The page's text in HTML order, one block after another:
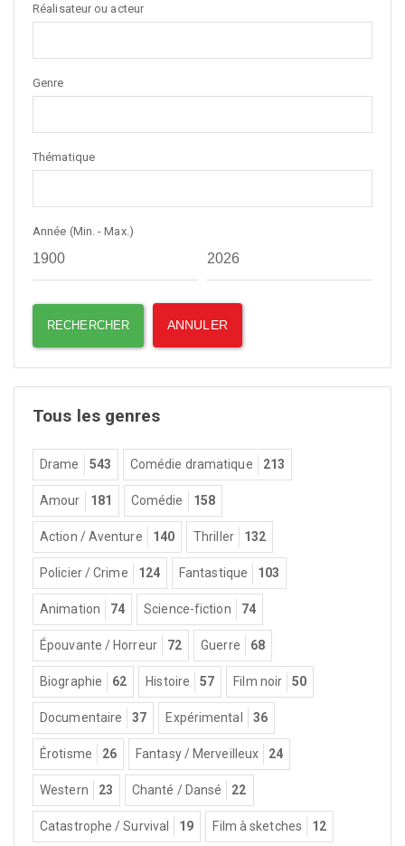
Réalisateur ou acteur
Genre
Thématique
Année (Min. - Max.)
Tous les genres
Drame 543 Comédie dramatique 213
Amour 181 Comédie 158
Action / Aventure 140 Thriller 132
Policier / Crime 124 Fantastique 103
Animation 74 Science-fiction 74
Épouvante / Horreur 72 Guerre 68
Biographie 62 Histoire 57 Film noir 50
Documentaire 37 Expérimental 36
Érotisme 26 Fantasy / Merveilleux 24
Western 23 Chanté / Dansé 22
Catastrophe / Survival 19 Film à sketches 12